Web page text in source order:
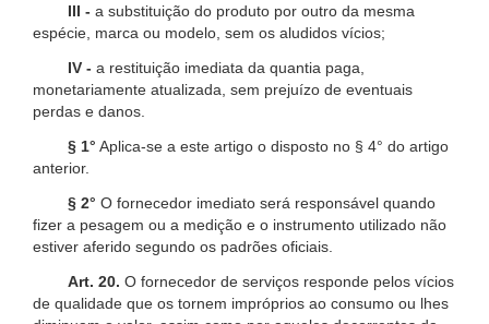
III - a substituição do produto por outro da mesma
espécie, marca ou modelo, sem os aludidos vícios;
IV - a restituição imediata da quantia paga,
monetariamente atualizada, sem prejuízo de eventuais
perdas e danos.
§ 1° Aplica-se a este artigo o disposto no § 4° do artigo
anterior.
§ 2° O fornecedor imediato será responsável quando
fizer a pesagem ou a medição e o instrumento utilizado não
estiver aferido segundo os padrões oficiais.
Art. 20. O fornecedor de serviços responde pelos vícios
de qualidade que os tornem impróprios ao consumo ou lhes